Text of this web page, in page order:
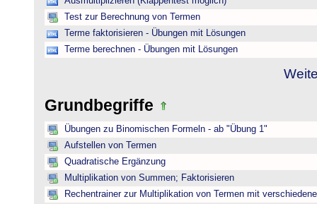
Test zur Berechnung von Termen
Terme faktorisieren - Übungen mit Lösungen
Terme berechnen - Übungen mit Lösungen
Grundbegriffe
Übungen zu Binomischen Formeln - ab "Übung 1"
Aufstellen von Termen
Quadratische Ergänzung
Multiplikation von Summen; Faktorisieren
Rechentrainer zur Multiplikation von Termen mit